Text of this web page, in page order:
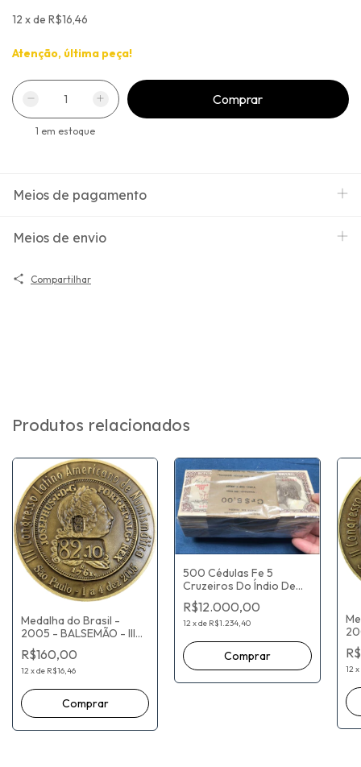
12 xde R$16,46
Atenção, última peça!
1 em estoque
Meios de pagamento
Meios de envio
Compartilhar
Produtos relacionados
Medalha do Brasil -
2005 - BALSEMÃO - III
Congresso Latino-
americano de
Numismática - Sociedade
55 mm
R$160,00
12 xde R$16,46
500 Cédulas Fe 5
Cruzeiros Do Índio De
1961 - Série 044
Chancelas: Carlos A.
Carrilho/Sebastião P.
R$12.000,00
12 xde R$1.234,40
55
12 x